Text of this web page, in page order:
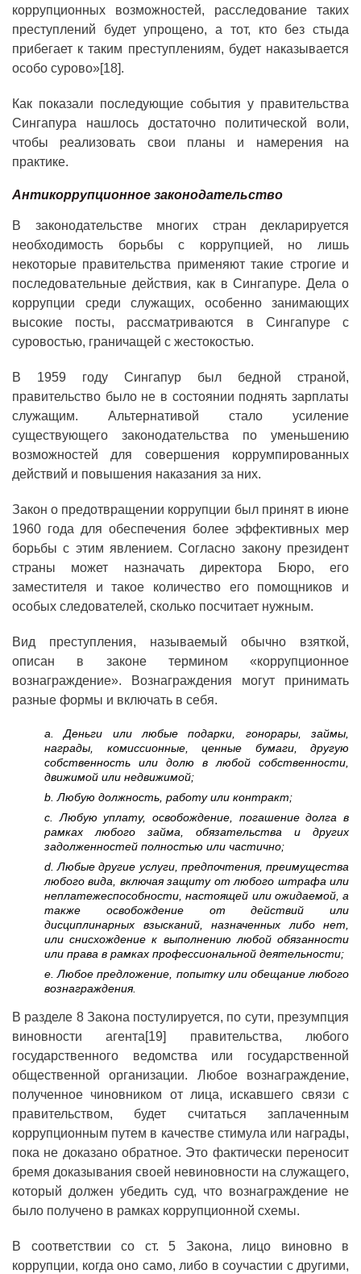
коррупционных возможностей, расследование таких
преступлений будет упрощено, а тот, кто без стыда
прибегает к таким преступлениям, будет наказывается
особо сурово»[18].
Как показали последующие события у правительства
Сингапура нашлось достаточно политической воли,
чтобы реализовать свои планы и намерения на
практике.
Антикоррупционное законодательство
В законодательстве многих стран декларируется
необходимость борьбы с коррупцией, но лишь
некоторые правительства применяют такие строгие и
последовательные действия, как в Сингапуре. Дела о
коррупции среди служащих, особенно занимающих
высокие посты, рассматриваются в Сингапуре с
суровостью, граничащей с жестокостью.
В 1959 году Сингапур был бедной страной,
правительство было не в состоянии поднять зарплаты
служащим. Альтернативой стало усиление
существующего законодательства по уменьшению
возможностей для совершения коррумпированных
действий и повышения наказания за них.
Закон о предотвращении коррупции был принят в июне
1960 года для обеспечения более эффективных мер
борьбы с этим явлением. Согласно закону президент
страны может назначать директора Бюро, его
заместителя и такое количество его помощников и
особых следователей, сколько посчитает нужным.
Вид преступления, называемый обычно взяткой,
описан в законе термином «коррупционное
вознаграждение». Вознаграждения могут принимать
разные формы и включать в себя.
а. Деньги или любые подарки, гонорары, займы,
награды, комиссионные, ценные бумаги, другую
собственность или долю в любой собственности,
движимой или недвижимой;
b. Любую должность, работу или контракт;
c. Любую уплату, освобождение, погашение долга в
рамках любого займа, обязательства и других
задолженностей полностью или частично;
d. Любые другие услуги, предпочтения, преимущества
любого вида, включая защиту от любого штрафа или
неплатежеспособности, настоящей или ожидаемой, а
также освобождение от действий или
дисциплинарных взысканий, назначенных либо нет,
или снисхождение к выполнению любой обязанности
или права в рамках профессиональной деятельности;
e. Любое предложение, попытку или обещание любого
вознаграждения.
В разделе 8 Закона постулируется, по сути, презумпция
виновности агента[19] правительства, любого
государственного ведомства или государственной
общественной организации. Любое вознаграждение,
полученное чиновником от лица, искавшего связи с
правительством, будет считаться заплаченным
коррупционным путем в качестве стимула или награды,
пока не доказано обратное. Это фактически переносит
бремя доказывания своей невиновности на служащего,
который должен убедить суд, что вознаграждение не
было получено в рамках коррупционной схемы.
В соответствии со ст. 5 Закона, лицо виновно в
коррупции, когда оно само, либо в соучастии с другими,